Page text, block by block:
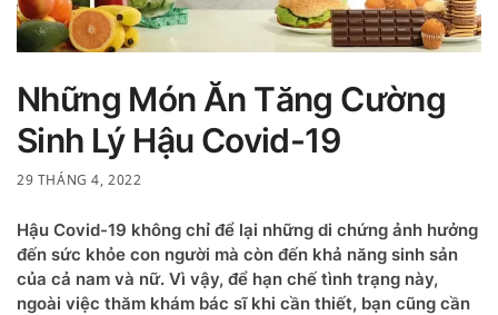
Những Món Ăn Tăng Cường
Sinh Lý Hậu Covid-19
29 THÁNG 4, 2022
Hậu Covid-19 không chỉ để lại những di chứng ảnh hưởng
đến sức khỏe con người mà còn đến khả năng sinh sản
của cả nam và nữ. Vì vậy, để hạn chế tình trạng này,
ngoài việc thăm khám bác sĩ khi cần thiết, bạn cũng cần